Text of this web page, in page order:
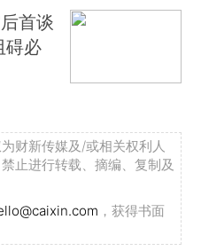
首谈
碍必
财新传媒及/或相关权利人
止进行转载、摘编、复制及
，获得书面